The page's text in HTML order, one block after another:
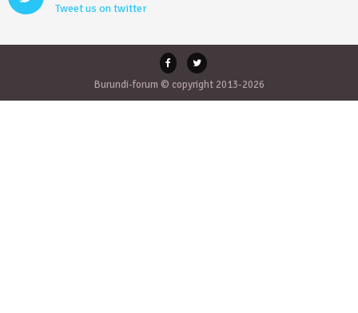
Tweet us on twitter
Burundi-forum © copyright 2013-2026